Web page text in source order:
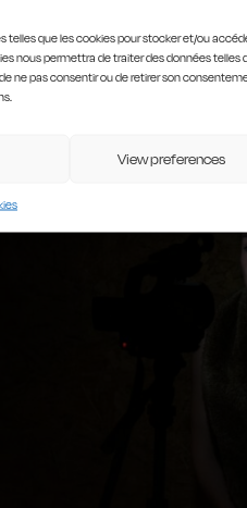
telles que les cookies pour stocker et/ou
nous permettra de traiter des données telles
ne pas consentir ou de retirer son
View preferences